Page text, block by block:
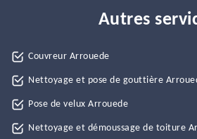
Autres
Couvreur Arrouede
Nettoyage et pose de gouttière
Pose de velux Arrouede
Nettoyage et démoussage de toiture